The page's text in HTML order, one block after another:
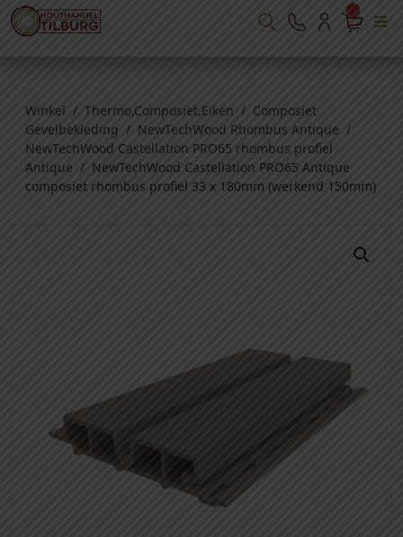
Winkel / Thermo,Composiet,Eiken / Composiet
Gevelbekleding / NewTechWood Rhombus Antique /
NewTechWood Castellation PRO65 rhombus profiel
Antique / NewTechWood Castellation PRO65 Antique
composiet rhombus profiel 33 x 180mm (werkend 150mm)